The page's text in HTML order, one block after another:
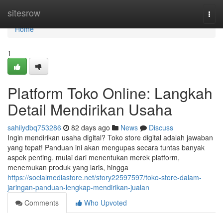
sitesrow
Home
Home
1
Platform Toko Online: Langkah
Detail Mendirikan Usaha
sahilydbq753286 82 days ago News
Discuss
Ingin mendirikan usaha digital? Toko store digital adalah jawaban
yang tepat! Panduan ini akan mengupas secara tuntas banyak
aspek penting, mulai dari menentukan merek platform,
menemukan produk yang laris, hingga
https://socialmediastore.net/story22597597/toko-store-dalam-
jaringan-panduan-lengkap-mendirikan-jualan
Comments
Who Upvoted